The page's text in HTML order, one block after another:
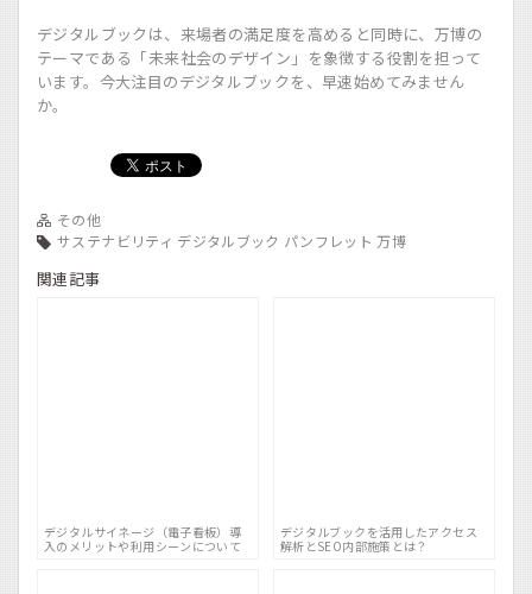
デジタルブックは、来場者の満足度を高めると同時に、万博の
テーマである「未来社会のデザイン」を象徴する役割を担って
います。今大注目のデジタルブックを、早速始めてみません
か。
その他
サステナビリティ デジタルブック パンフレット 万博
関連記事
デジタルサイネージ（電子看板）導
入のメリットや利用シーンについて
デジタルブックを活用したアクセス
解析とSEO内部施策とは？